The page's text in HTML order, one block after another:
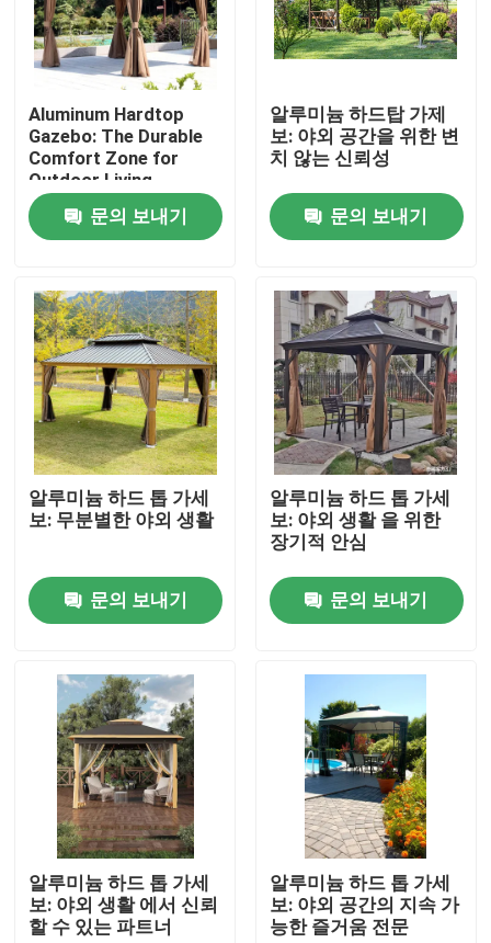
집
제품
우리에 대하여
공장 여행
품질 관리
뉴스
인용문을 요구하세요
알루미늄 옥외테라스 담쟁이 등으로 덮인 정자
알루미늄 지붕창 담쟁이 등으로 덮인 정자
Aluminum Hardtop
Gazebo: The Durable
Comfort Zone for
Outdoor Living
문의 보내기
알루미늄 하드탑 가제
보: 야외 공간을 위한 변
치 않는 신뢰성
문의 보내기
알루미늄 하드 톱 가세
보: 무분별한 야외 생활
문의 보내기
알루미늄 하드 톱 가세
보: 야외 생활 을 위한
장기적 안심
문의 보내기
알루미늄 하드 톱 가세
보: 야외 생활 에서 신뢰
할 수 있는 파트너
알루미늄 하드 톱 가세
보: 야외 공간의 지속 가
능한 즐거움 전문